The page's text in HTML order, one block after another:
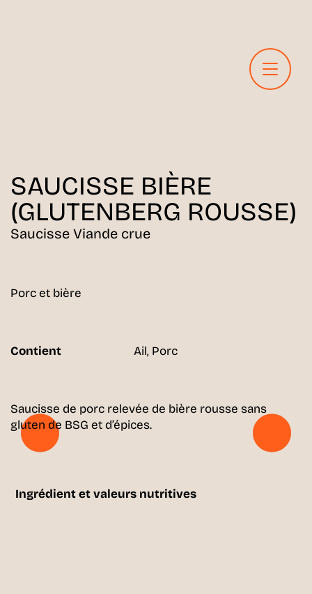
SAUCISSE BIÈRE
(GLUTENBERG ROUSSE)
Saucisse Viande crue
Porc et bière
Contient Ail, Porc
Saucisse de porc relevée de bière rousse sans
gluten de BSG et d’épices.
Ingrédient et valeurs nutritives